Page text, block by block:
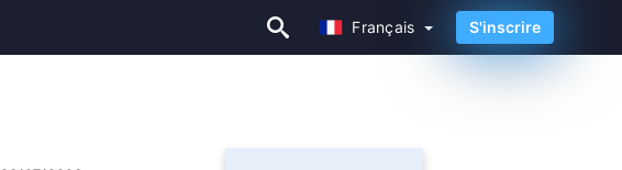
Français
Français S'inscrire